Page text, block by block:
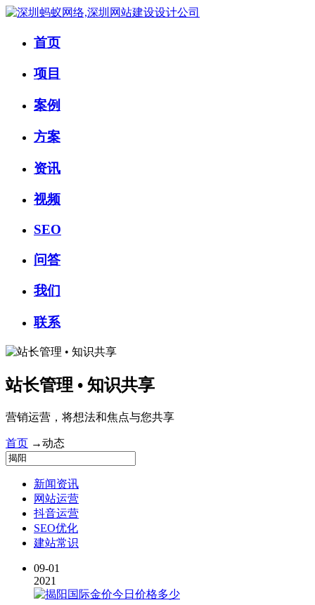
首页
项目
案例
方案
资讯
视频
SEO
问答
我们
联系
站长管理 • 知识共享
营销运营，将想法和焦点与您共享
首页 →动态
新闻资讯
网站运营
抖音运营
SEO优化
建站常识
09-01
2021